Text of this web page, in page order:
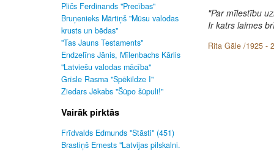
Pličs Ferdinands "Precības"
Bruņenieks Mārtiņš "Mūsu valodas
krusts un bēdas"
"Tas Jauns Testaments"
Endzelīns Jānis, Mīlenbachs Kārlis
"Latviešu valodas mācība"
Grīsle Rasma "Spēkildze I"
Ziedars Jēkabs "Šūpo šūpuli!"
Vairāk pirktās
Frīdvalds Edmunds "Stāsti" (451)
Brastiņš Ernests "Latvijas pilskalni.
"Par mīlestību
Ir katrs laimes
Rita Gāle /1925 -